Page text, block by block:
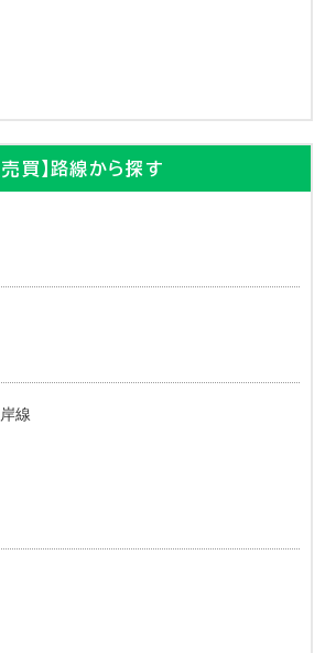
売買】路線から探す
線